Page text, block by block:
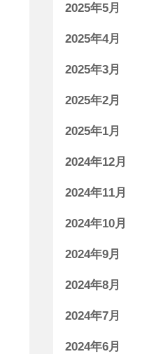
2025年5月
2025年4月
2025年3月
2025年2月
2025年1月
2024年12月
2024年11月
2024年10月
2024年9月
2024年8月
2024年7月
2024年6月